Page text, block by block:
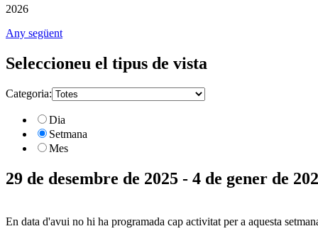
2026
Any següent
Seleccioneu el tipus de vista
Categoria:
Dia
Setmana
Mes
29 de desembre de 2025 - 4 de gener de
En data d'avui no hi ha programada cap activitat per a aquesta